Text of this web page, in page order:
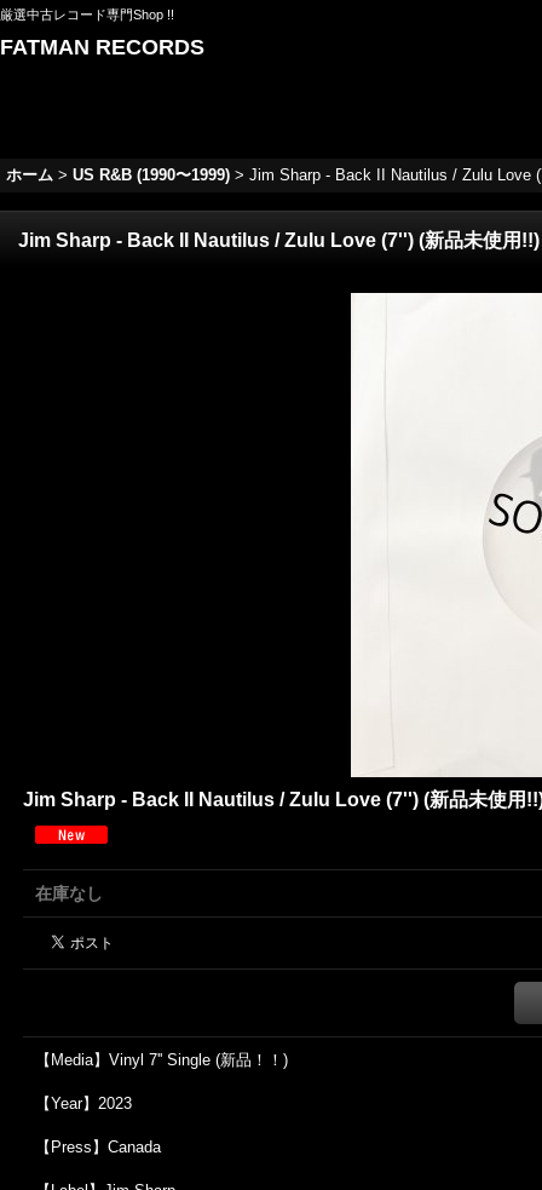
厳選中古レコード専門Shop !!
FATMAN RECORDS
ホーム > US R&B (1990〜1999) > Jim Sharp - Back II Nautilus / Zulu Love
Jim Sharp - Back II Nautilus / Zulu Love (7'') (新品未使用!!)
Jim Sharp - Back II Nautilus / Zulu Love (7'') (新品未使用
在庫なし
【Media】Vinyl 7'' Single (新品！！)
【Year】2023
【Press】Canada